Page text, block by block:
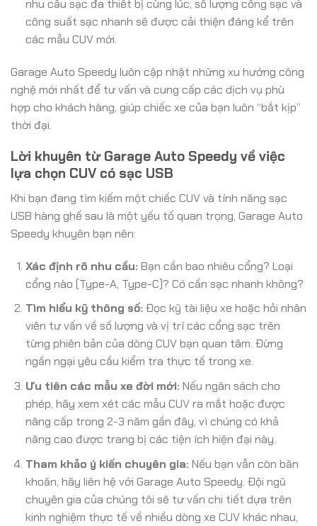
nhu cầu sạc đa thiết bị cùng lúc, số lượng cổng sạc và
công suất sạc nhanh sẽ được cải thiện đáng kể trên
các mẫu CUV mới.
Garage Auto Speedy luôn cập nhật những xu hướng công
nghệ mới nhất để tư vấn và cung cấp các dịch vụ phù
hợp cho khách hàng, giúp chiếc xe của bạn luôn “bắt kịp”
thời đại.
Lời khuyên từ Garage Auto Speedy về việc
lựa chọn CUV có sạc USB
Khi bạn đang tìm kiếm một chiếc CUV và tính năng sạc
USB hàng ghế sau là một yếu tố quan trọng, Garage Auto
Speedy khuyên bạn nên:
Xác định rõ nhu cầu: Bạn cần bao nhiêu cổng? Loại
cổng nào (Type-A, Type-C)? Có cần sạc nhanh không?
Tìm hiểu kỹ thông số: Đọc kỹ tài liệu xe hoặc hỏi nhân
viên tư vấn về số lượng và vị trí các cổng sạc trên
từng phiên bản của dòng CUV bạn quan tâm. Đừng
ngần ngại yêu cầu kiểm tra thực tế trong xe.
Ưu tiên các mẫu xe đời mới: Nếu ngân sách cho
phép, hãy xem xét các mẫu CUV ra mắt hoặc được
nâng cấp trong 2-3 năm gần đây, vì chúng có khả
năng cao được trang bị các tiện ích hiện đại này.
Tham khảo ý kiến chuyên gia: Nếu bạn vẫn còn băn
khoăn, hãy liên hệ với Garage Auto Speedy. Đội ngũ
chuyên gia của chúng tôi sẽ tư vấn chi tiết dựa trên
kinh nghiệm thực tế về nhiều dòng xe CUV khác nhau,